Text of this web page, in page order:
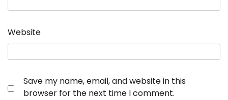
Website
Save my name, email, and website in this
browser for the next time I comment.